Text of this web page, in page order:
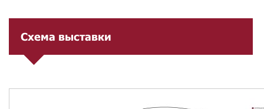
Схема выставки